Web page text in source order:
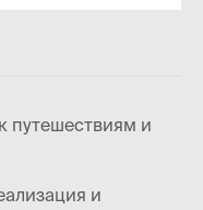
путешествиям и
и